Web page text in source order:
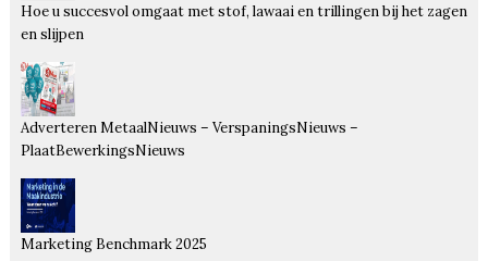
Hoe u succesvol omgaat met stof, lawaai en trillingen bij het zagen
en slijpen
Adverteren MetaalNieuws – VerspaningsNieuws –
PlaatBewerkingsNieuws
Marketing Benchmark 2025